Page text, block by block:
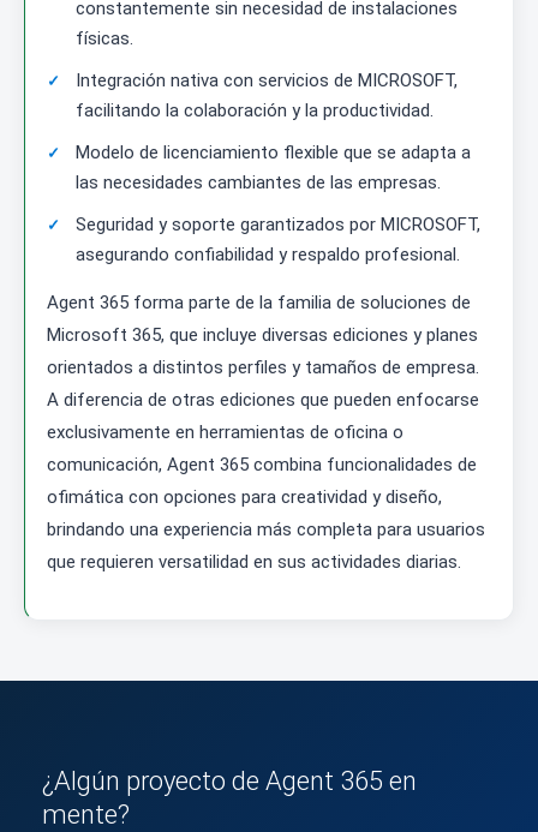
constantemente sin necesidad de instalaciones
físicas.
Integración nativa con servicios de MICROSOFT,
facilitando la colaboración y la productividad.
Modelo de licenciamiento flexible que se adapta a
las necesidades cambiantes de las empresas.
Seguridad y soporte garantizados por MICROSOFT,
asegurando confiabilidad y respaldo profesional.
Agent 365 forma parte de la familia de soluciones de
Microsoft 365, que incluye diversas ediciones y planes
orientados a distintos perfiles y tamaños de empresa.
A diferencia de otras ediciones que pueden enfocarse
exclusivamente en herramientas de oficina o
comunicación, Agent 365 combina funcionalidades de
ofimática con opciones para creatividad y diseño,
brindando una experiencia más completa para usuarios
que requieren versatilidad en sus actividades diarias.
¿Algún proyecto de Agent 365 en
mente?